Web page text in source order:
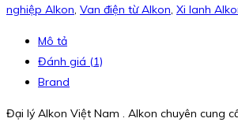
nghiệp Alkon, Van điện từ Alkon, Xi lanh
Mô tả
Đánh giá (1)
Brand
Đại lý Alkon Việt Nam . Alkon chuyên cung